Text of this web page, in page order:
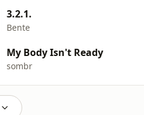
3.2.1.
Bente
My Body Isn't Ready
sombr